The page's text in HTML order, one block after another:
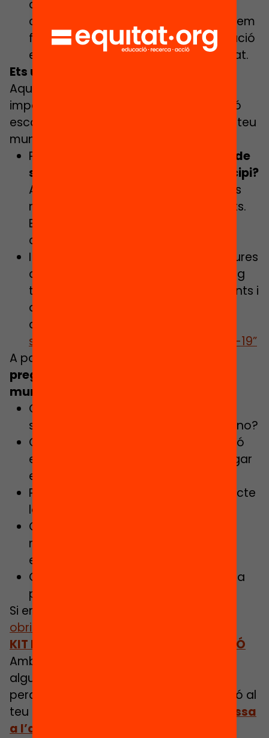
amb els teus amics i coneguts a qui
creguis que pot interessar. Tots podem
fer-hi molt per combatre la segregació
escolar des dels nostre poble o ciutat.
Ets un mitjà de comunicació?
Aquí tens més informació sobre la
importància de combatre la segregació
escolar i què hi pot fer l’ajuntament del teu
municipi:
Primer de tot, vols saber
quin nivell de
segregació escolar té el teu municipi?
Aquí trobaràs una taula amb tots els
municipis de més de 10.000 habitants.
En quina posició està el teu poble o
ciutat?
I pots conèixer quines són les 6 mesures
d’urgència i les 6 mesures a mig i llarg
termini que proposem als ajuntaments i
al Departament d’Educació en el
dossier de premsa
segregació escolar davant la Covid-19”
A partir d’aquí, et proposem
preguntes que podeu fer al govern
municipal
Quines de les 6 mesures urgents ja
s’estan aplicant al municipi, i quines no?
Quines mesures contra la segregació
escolar s’està planificant de desplegar
en els propers 3 mesos?
Pensa l’Ajuntament promoure un pacte
local contra la segregació escolar?
Quins són els principals àmbits de
millora del municipi en segregació
escolar a mig termini?
Quines mesures de mig termini pensa
prioritzar l’Ajuntament?
Si en vols saber més, escriu-nos a
obrimeducacio@fbofill.cat
KIT D’ACTIVISTA PER LA DESEGREGACCIÓ
Amb aquest kit d’activista et proposem
algunes accions i aportem eines i idees
perquè tu també puguis passar a l’acció al
teu municipi.
Descobreix-les totes i passa
a l’acció!